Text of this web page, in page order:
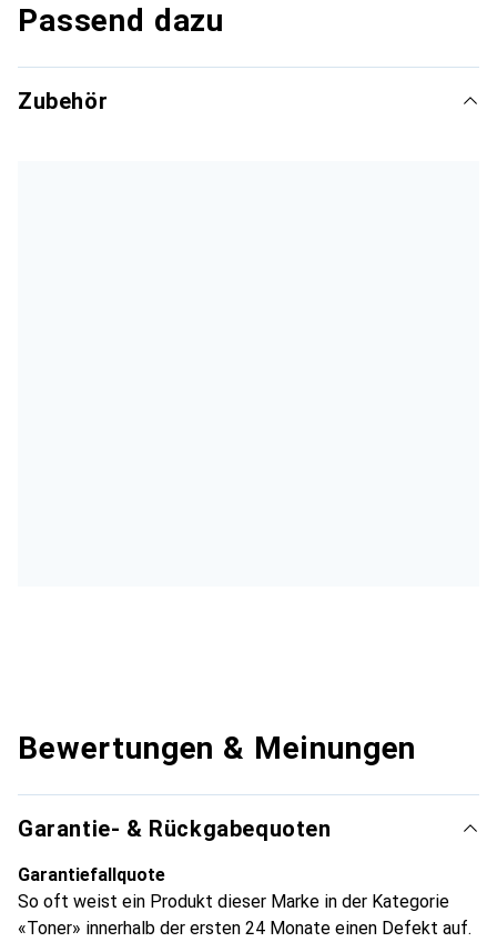
Passend dazu
Zubehör
Bewertungen & Meinungen
Garantie- & Rückgabequoten
Garantiefallquote
So oft weist ein Produkt dieser Marke in der Kategorie
«Toner» innerhalb der ersten 24 Monate einen Defekt auf.